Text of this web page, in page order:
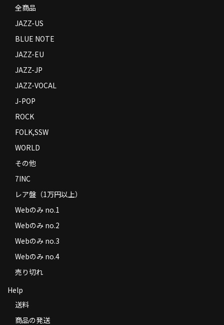
Contact
全商品
JAZZ-US
BLUE NOTE
JAZZ-EU
JAZZ-JP
JAZZ-VOCAL
J-POP
ROCK
FOLK,SSW
WORLD
その他
7INC
レア盤（1万円以上）
Webのみ no.1
Webのみ no.2
Webのみ no.3
Webのみ no.4
売り切れ
Help
送料
商品の発送